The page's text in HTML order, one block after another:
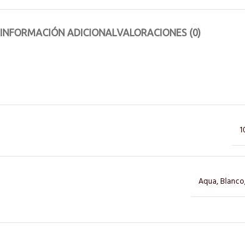
INFORMACIÓN ADICIONALVALORACIONES (0)
Aqua,Blanco